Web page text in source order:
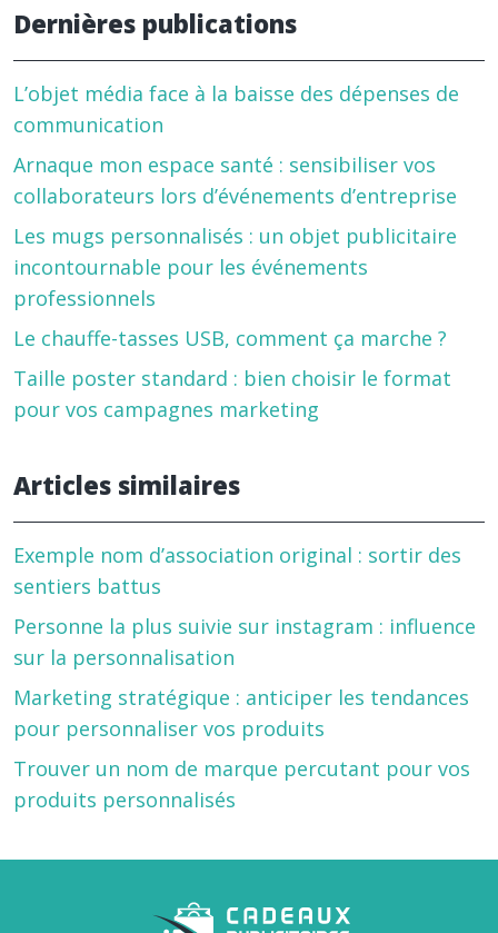
Dernières publications
L’objet média face à la baisse des dépenses de
communication
Arnaque mon espace santé : sensibiliser vos
collaborateurs lors d’événements d’entreprise
Les mugs personnalisés : un objet publicitaire
incontournable pour les événements
professionnels
Le chauffe-tasses USB, comment ça marche ?
Taille poster standard : bien choisir le format
pour vos campagnes marketing
Articles similaires
Exemple nom d’association original : sortir des
sentiers battus
Personne la plus suivie sur instagram : influence
sur la personnalisation
Marketing stratégique : anticiper les tendances
pour personnaliser vos produits
Trouver un nom de marque percutant pour vos
produits personnalisés